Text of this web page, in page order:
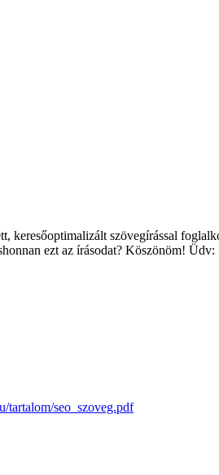
keresőoptimalizált szövegírással
ezt az írásodat? Köszönöm! Üdv:
tartalom/seo_szoveg.pdf